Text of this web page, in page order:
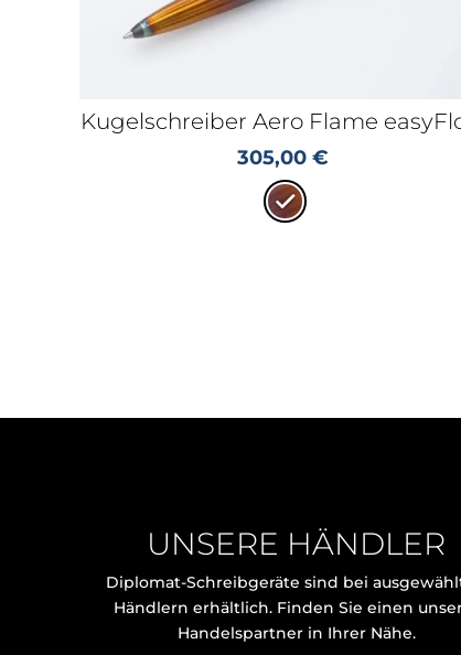
Kugelschreiber Aero Flame
305,00 €
UNSERE HÄNDLER
Diplomat-Schreibgeräte sind bei
Händlern erhältlich. Finden Sie einen
Handelspartner in Ihrer Nähe.